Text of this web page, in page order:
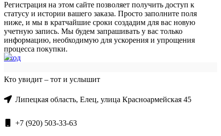
Регистрация на этом сайте позволяет получить доступ к
статусу и истории вашего заказа. Просто заполните поля
ниже, и мы в кратчайшие сроки создадим для вас новую
учетную запись. Мы будем запрашивать у вас только
информацию, необходимую для ускорения и упрощения
процесса покупки.
Вход
Кто увидит – тот и услышит
Липецкая область, Елец, улица Красноармейская 45
+7 (920) 503-33-63